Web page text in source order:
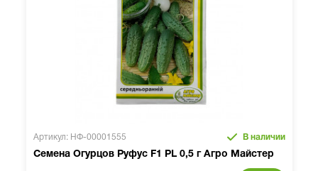
Артикул: НФ-00001555 В наличии
Семена Огурцов Руфус F1 PL 0,5 г Агро Майстер